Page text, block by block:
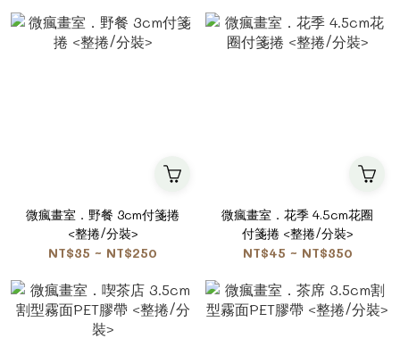
微瘋畫室．野餐 3cm付箋捲
<整捲/分裝>
NT$35 ~ NT$250
微瘋畫室．花季 4.5cm花圈
付箋捲 <整捲/分裝>
NT$45 ~ NT$350